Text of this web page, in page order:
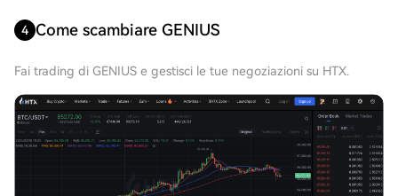
4 Come scambiare GENIUS
Fai trading di GENIUS e gestisci le tue negoziazioni su HTX.